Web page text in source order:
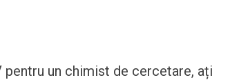
pentru un chimist de cercetare, ați